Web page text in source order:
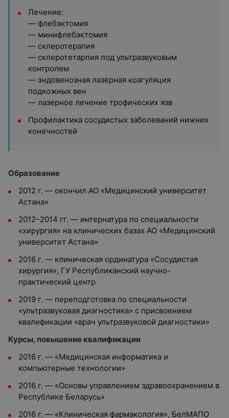
Лечение:
— флебэктомия
— минифлебэктомия
— склеротерапия
— склеротетарпия под ультразвуковым
контролем
— эндовенозная лазерная коагуляция
подкожных вен
— лазерное лечение трофических язв
Профилактика сосудистых заболеваний нижних
конечностей
Образование
2012 г. — окончил АО «Медицинский университет
Астана»
2012–2014 гг. — интернатура по специальности
«хирургия» на клинических базах АО «Медицинский
университет Астана»
2016 г. — клиническая ординатура «Сосудистая
хирургия», ГУ Республиканский научно-
практический центр
2019 г. — переподготовка по специальности
«ультразвуковая диагностика» с присвоением
квалификации «врач ультразвуковой диагностики»
Курсы, повышение квалификации
2016 г. — «Медицинская информатика и
компьютерные технологии»
2016 г. — «Основы управлением здравоохранением в
Республике Беларусь»
2016 г. — «Клиническая фармакология», БелМАПО